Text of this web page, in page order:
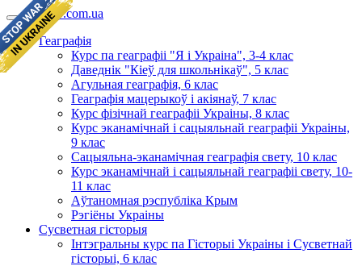
geomap.com.ua
Геаграфія
Курс па геаграфіі "Я і Украіна", 3-4 клас
Даведнік "Кіеў для школьнікаў", 5 клас
Агульная геаграфія, 6 клас
Геаграфія мацерыкоў і акіянаў, 7 клас
Курс фізічнай геаграфіі Украіны, 8 клас
Курс эканамічнай і сацыяльнай геаграфіі Украіны,
9 клас
Сацыяльна-эканамічная геаграфія свету, 10 клас
Курс эканамічнай і сацыяльнай геаграфіі свету, 10-
11 клас
Аўтаномная рэспубліка Крым
Рэгіёны Украіны
Сусветная гісторыя
Інтэгральны курс па Гісторыі Украіны і Сусветнай
гісторыі, 6 клас